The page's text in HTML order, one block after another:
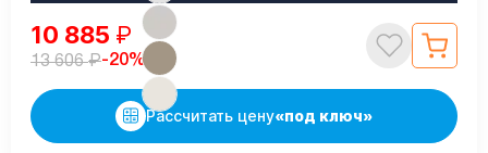
10 885 ₽
13 606₽-20%
Рассчитать цену«под ключ»